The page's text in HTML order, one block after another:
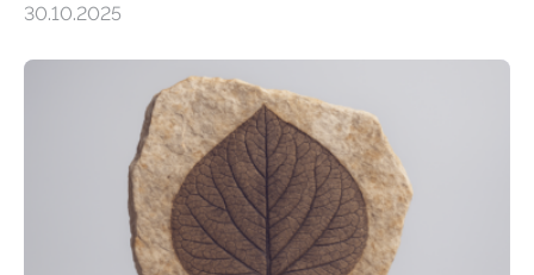
erfüllen können, müssen zahlreiche Enzyme präzise in
der Ruhr-Universität Bochum um Prof. Dr. Ralf Erdmann
und Dr. Ismaila Francis Yusuf hat nun einen bislang
unbekannten Qualitätskontrollmechanismus des
peroxisomalen Proteintransports in der Bäckerhefe
Saccharomyces cerevisiae entdeckt, der für die
Funktionsfähigkeit der Organellen entscheidend ist. Die
Studie wurde am 28. Oktober 2025 in der
30.10.2025